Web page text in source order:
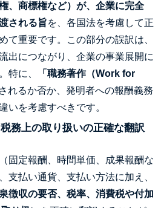
、商標権など）が、企業に完全
される旨を、各国法を考慮して正
て重要です。この部分の誤訳は、
出につながり、企業の事業展開に
特に、
「職務著作（Work for
れるか否か、発明者への報酬義務
いを考慮すべきです。
務上の取り扱いの正確な翻訳
固定報酬、時間単価、成果報酬な
支払い通貨、支払い方法に加え、
徴収の要否、税率、消費税や付加